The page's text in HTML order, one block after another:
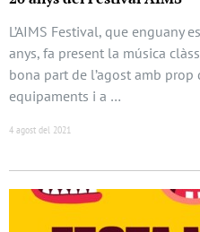
L’AIMS Festival, que enguany
anys, fa present la música
bona part de l’agost amb prop
equipaments i a …
4 agost del 2021